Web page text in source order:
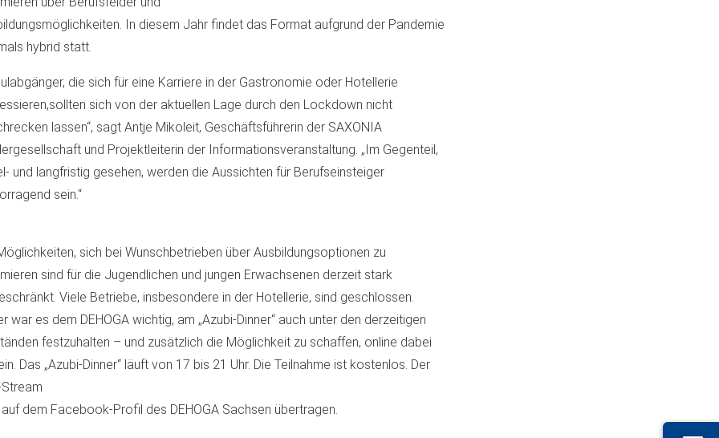
In diesem Jahr findet das Format aufgrund der Pandemie
hybrid statt.
die sich für eine Karriere in der Gastronomie oder Hotellerie
sich von der aktuellen Lage durch den Lockdown nicht
lassen“, sagt Antje Mikoleit, Geschäftsführerin der SAXONIA
und Projektleiterin der Informationsveranstaltung. „Im Gegenteil,
und langfristig gesehen, werden die Aussichten für Berufseinsteiger
sein.“
sich bei Wunschbetrieben über Ausbildungsoptionen zu
sind für die Jugendlichen und jungen Erwachsenen derzeit stark
Viele Betriebe, insbesondere in der Hotellerie, sind geschlossen.
war es dem DEHOGA wichtig, am „Azubi-Dinner“ auch unter den derzeitigen
festzuhalten – und zusätzlich die Möglichkeit zu schaffen, online dabei
Das „Azubi-Dinner“ läuft von 17 bis 21 Uhr. Die Teilnahme ist kostenlos. Der
dem Facebook-Profil des DEHOGA Sachsen übertragen.